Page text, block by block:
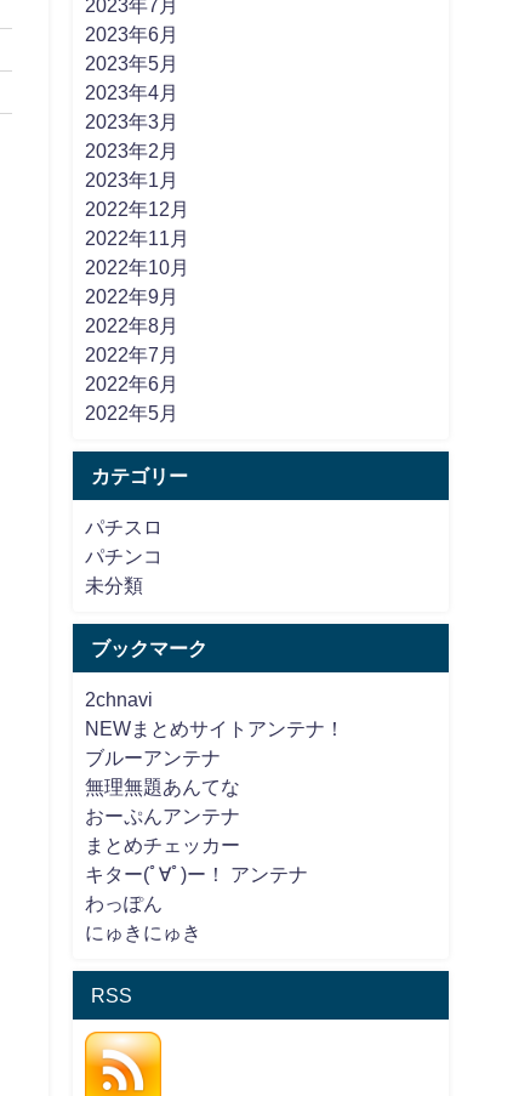
2023年7月
2023年6月
2023年5月
2023年4月
2023年3月
2023年2月
2023年1月
2022年12月
2022年11月
2022年10月
2022年9月
2022年8月
2022年7月
2022年6月
2022年5月
カテゴリー
パチスロ
パチンコ
未分類
ブックマーク
2chnavi
NEWまとめサイトアンテナ！
ブルーアンテナ
無理無題あんてな
おーぷんアンテナ
まとめチェッカー
キター(ﾟ∀ﾟ)ー！ アンテナ
わっぽん
にゅきにゅき
RSS